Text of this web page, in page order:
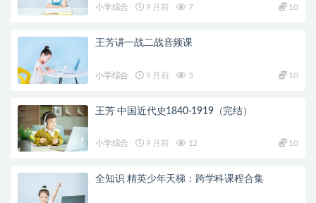
小学综合 9 月前 7 10
王芳讲一战二战音频课
小学综合 9 月前 3 10
王芳 中国近代史1840-1919（完结）
小学综合 9 月前 12 10
全知识 精英少年天梯：跨学科课程合集